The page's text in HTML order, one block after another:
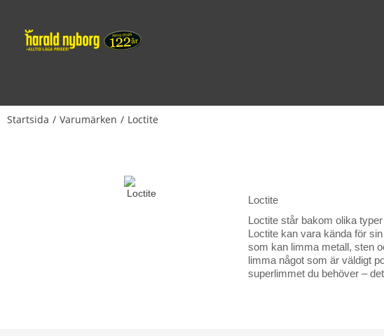
Startsida Varumärken Loctite
Loctite
Loctite står bakom olika
Loctite kan vara kända för
som kan limma metall, sten
limma något som är väldigt
superlimmet du behöver –